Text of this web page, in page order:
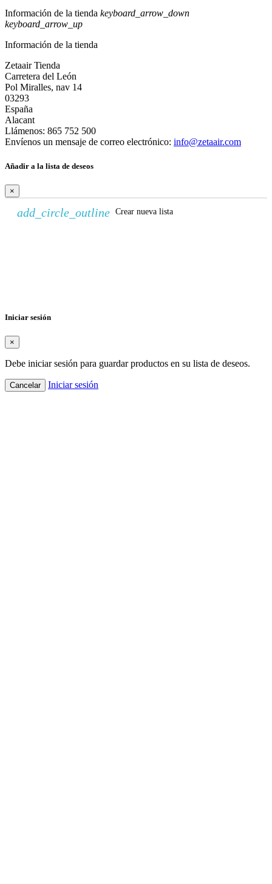
Información de la tienda keyboard_arrow_down
keyboard_arrow_up
Información de la tienda
Zetaair Tienda
Carretera del León
Pol Miralles, nav 14
03293
España
Alacant
Llámenos: 865 752 500
Envíenos un mensaje de correo electrónico: info@zetaair.com
Añadir a la lista de deseos
×
add_circle_outline Crear nueva lista
Iniciar sesión
×
Debe iniciar sesión para guardar productos en su lista de deseos.
Cancelar Iniciar sesión